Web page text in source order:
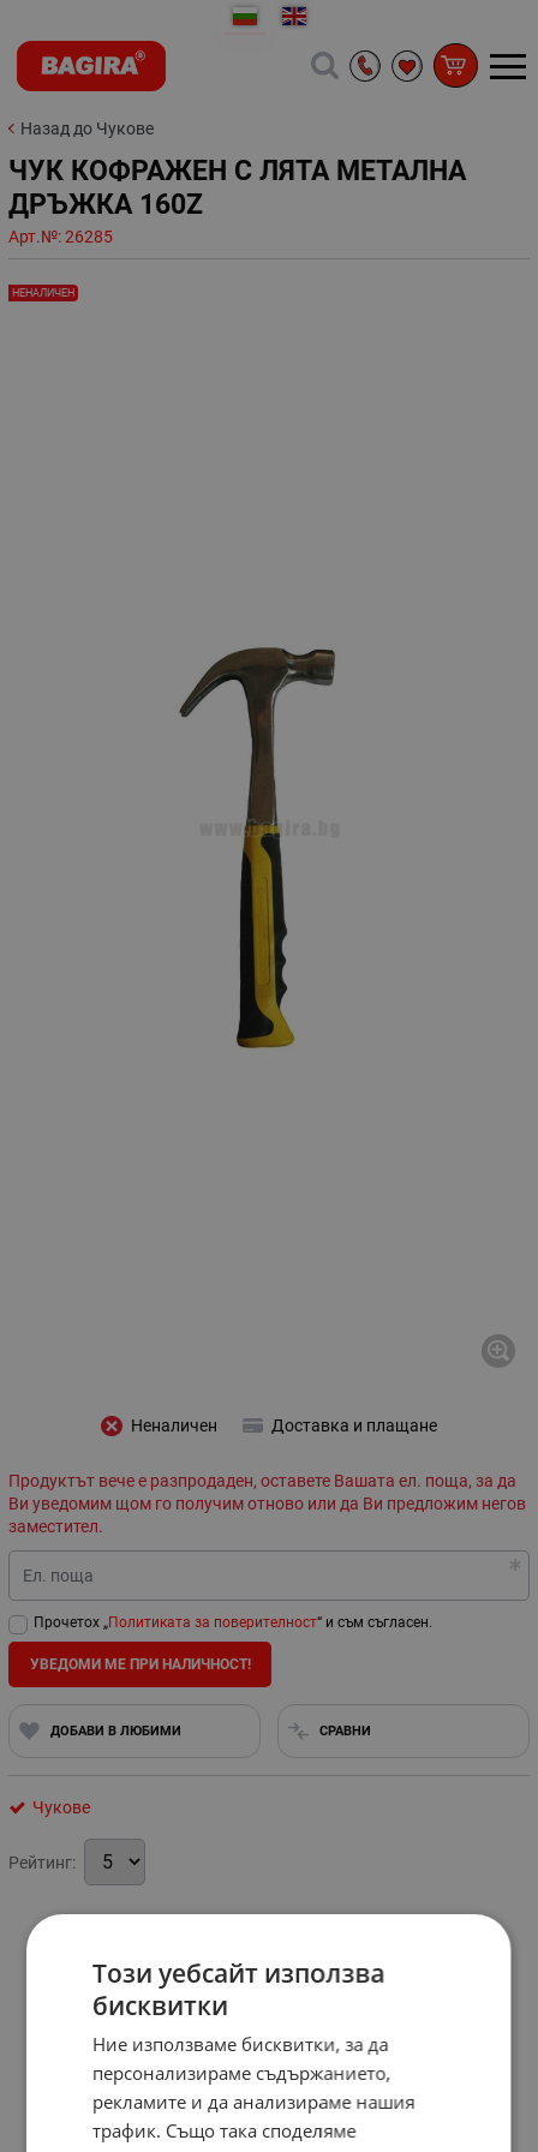
Назад до Чукове
ЧУК КОФРАЖЕН С ЛЯТА МЕТАЛНА
ДРЪЖКА 160Z
Арт.№:26285
НЕНАЛИЧЕН
Неналичен Доставка и плащане
Продуктът вече е разпродаден, оставете Вашата ел. поща, за да
Ви уведомим щом го получим отново или да Ви предложим негов
заместител.
Ел. поща
Прочетох „Политиката за поверителност“ и съм съгласен.
УВЕДОМИ МЕ ПРИ НАЛИЧНОСТ!
ДОБАВИ В ЛЮБИМИ СРАВНИ
Чукове
Рейтинг:
Този уебсайт използва
бисквитки
Ние използваме бисквитки, за да
персонализираме съдържанието,
рекламите и да анализираме нашия
трафик. Също така споделяме